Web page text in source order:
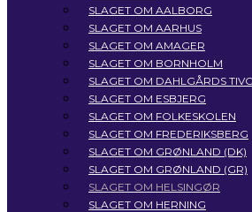
SLAGET OM AALBORG
SLAGET OM AARHUS
SLAGET OM AMAGER
SLAGET OM BORNHOLM
SLAGET OM DAHLGÅRDS
SLAGET OM ESBJERG
SLAGET OM FOLKESKOLEN
SLAGET OM FREDERIKSBERG
SLAGET OM GRØNLAND (DK)
SLAGET OM GRØNLAND (GR)
SLAGET OM HELSINGØR
SLAGET OM HERNING